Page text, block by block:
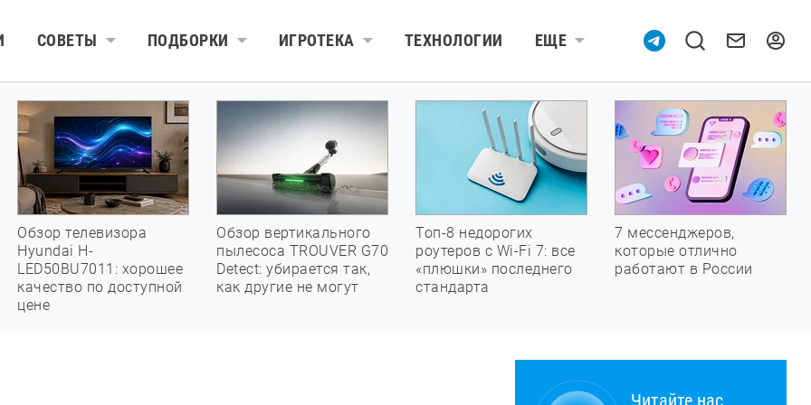
СОВЕТЫ ПОДБОРКИ ИГРОТЕКА ТЕХНОЛОГИИ ЕЩЕ
Обзор телевизора
Hyundai H-
LED50BU7011: хорошее
качество по доступной
цене
Обзор вертикального
пылесоса TROUVER G70
Detect: убирается так,
как другие не могут
Топ-8 недорогих
роутеров с Wi-Fi 7: все
«плюшки» последнего
стандарта
7 мессенджеров,
которые отлично
работают в России
Читайте нас